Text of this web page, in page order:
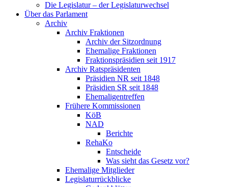
Die Legislatur – der Legislaturwechsel
Über das Parlament
Archiv
Archiv Fraktionen
Archiv der Sitzordnung
Ehemalige Fraktionen
Fraktionspräsidien seit 1917
Archiv Ratspräsidenten
Präsidien NR seit 1848
Präsidien SR seit 1848
Ehemaligentreffen
Frühere Kommissionen
KöB
NAD
Berichte
RehaKo
Entscheide
Was sieht das Gesetz vor?
Ehemalige Mitglieder
Legislaturrückblicke